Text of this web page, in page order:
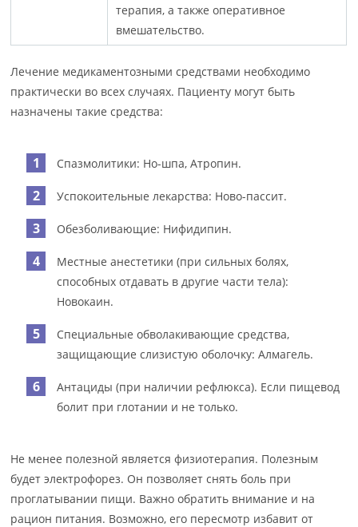
терапия, а также оперативное
вмешательство.
Лечение медикаментозными средствами необходимо
практически во всех случаях. Пациенту могут быть
назначены такие средства:
Спазмолитики: Но-шпа, Атропин.
Успокоительные лекарства: Ново-пассит.
Обезболивающие: Нифидипин.
Местные анестетики (при сильных болях,
способных отдавать в другие части тела):
Новокаин.
Специальные обволакивающие средства,
защищающие слизистую оболочку: Алмагель.
Антациды (при наличии рефлюкса). Если пищевод
болит при глотании и не только.
Не менее полезной является физиотерапия. Полезным
будет электрофорез. Он позволяет снять боль при
проглатывании пищи. Важно обратить внимание и на
рацион питания. Возможно, его пересмотр избавит от